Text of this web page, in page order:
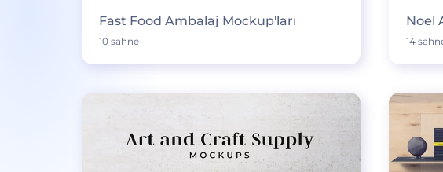
Fast Food Ambalaj Mockup'ları
10 sahne
Noel
14